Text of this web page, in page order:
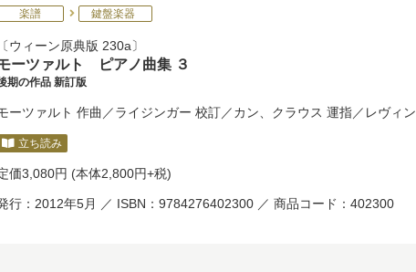
楽譜 鍵盤楽器
ウィーン原典版 230a
ーツァルト ピアノ曲集 ３
期の作品 新訂版
ーツァルト 作曲／ライジンガー 校訂／カン クラウス 運指／ レヴィン
立ち読み
価3,080円 (本体2,800円+税)
行：2012年5月 ／ ISBN：9784276402300 ／ 商品コード：402300